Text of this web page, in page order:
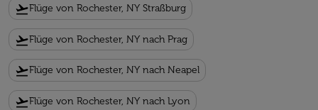
flight_takeoffFlüge von Rochester, NY Straßburg
flight_takeoffFlüge von Rochester, NY nach Prag
flight_takeoffFlüge von Rochester, NY nach Neapel
flight_takeoffFlüge von Rochester, NY nach Lyon